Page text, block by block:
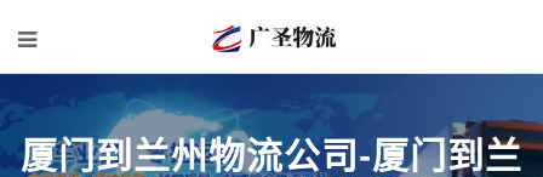
厦门到兰州物流公司-厦门到兰